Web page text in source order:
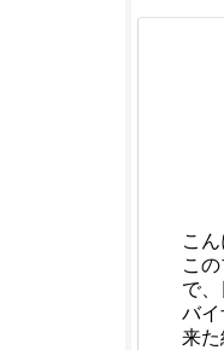
こん
こ
で
バイ
来た